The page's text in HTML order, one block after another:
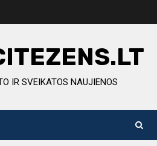
IR SVEIKATOS NAUJIENOS